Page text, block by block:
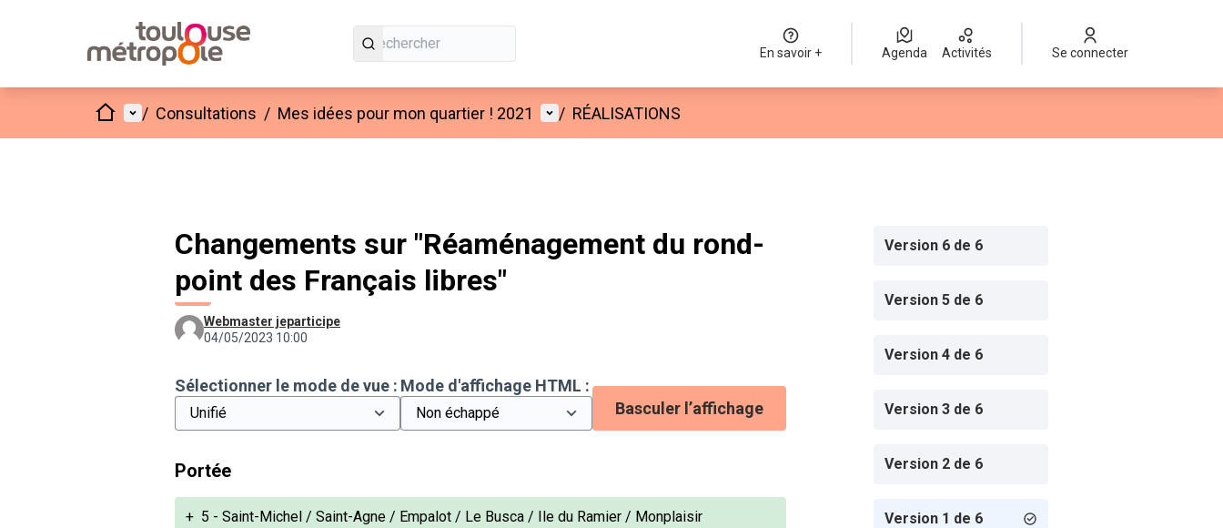
En savoir + Agenda Activités Se connecter
AccueilMenu principal
/ Consultations / Mes idées pour mon quartier ! 2021 Menu utilisateur
/ RÉALISATIONS
Changements sur "Réaménagement du rond-
point des Français libres"
Webmaster jeparticipe
04/05/2023 10:00
Sélectionner le mode de vue : Mode d'affichage HTML :
Basculer l’affichage
Portée
+ 5 - Saint-Michel / Saint-Agne / Empalot / Le Busca / Ile du Ramier / Monplaisir
Version 6 de 6
Version 5 de 6
Version 4 de 6
Version 3 de 6
Version 2 de 6
Version 1 de 6